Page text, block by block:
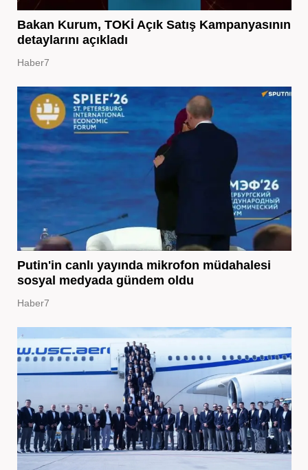
Bakan Kurum, TOKİ Açık Satış Kampanyasının
detaylarını açıkladı
Haber7
Putin'in canlı yayında mikrofon müdahalesi
sosyal medyada gündem oldu
Haber7